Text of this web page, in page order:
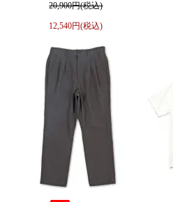
20,900円(税込)
12,540円(税込)